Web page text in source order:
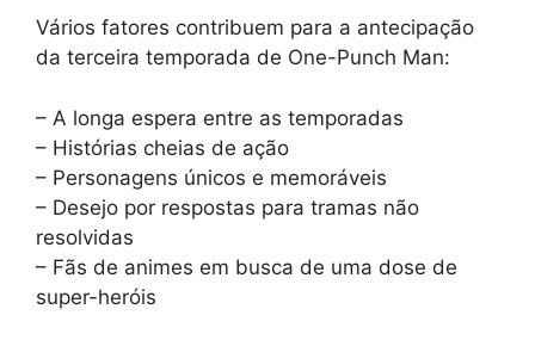
Vários fatores contribuem para a antecipação
da terceira temporada de One-Punch Man:
– A longa espera entre as temporadas
– Histórias cheias de ação
– Personagens únicos e memoráveis
– Desejo por respostas para tramas não
resolvidas
– Fãs de animes em busca de uma dose de
super-heróis